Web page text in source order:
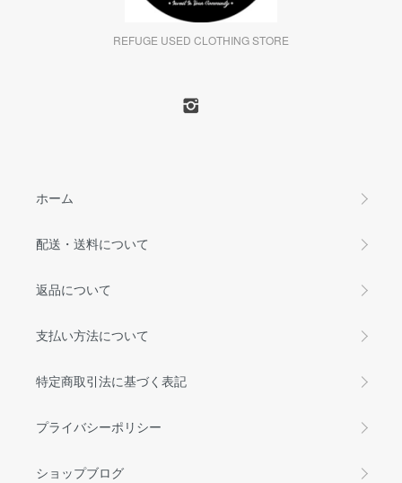
REFUGE USED CLOTHING STORE
ホーム
配送・送料について
返品について
支払い方法について
特定商取引法に基づく表記
プライバシーポリシー
ショップブログ